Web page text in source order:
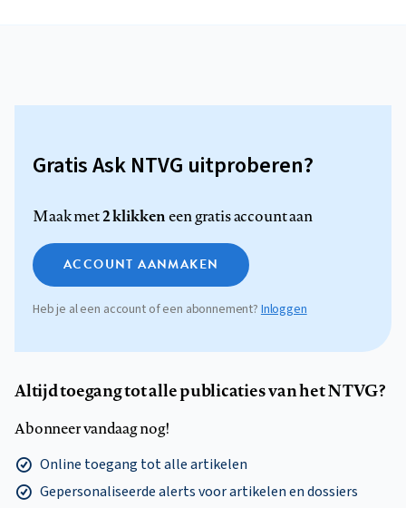
Gratis Ask NTVG uitproberen?
Maak met2 klikkeneen gratis account aan
ACCOUNT AANMAKEN
Heb je al een account of een abonnement?Inloggen
Altijd toegang tot alle publicaties van het NTVG?
Abonneer vandaag nog!
Online toegang tot alle artikelen
Gepersonaliseerde alerts voor artikelen en dossiers